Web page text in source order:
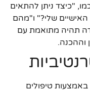
"כיצד ניתן להתאים
שלי?" ו"מהם
תהיה מתואמת עם
וההכנה.
טיפולים